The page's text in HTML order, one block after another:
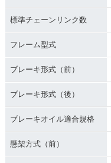
標準チェーンリンク数
フレーム型式
ブレーキ形式（前）
ブレーキ形式（後）
ブレーキオイル適合規格
懸架方式（前）